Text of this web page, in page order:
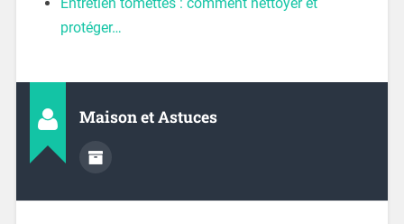
protéger…
Maison et Astuces